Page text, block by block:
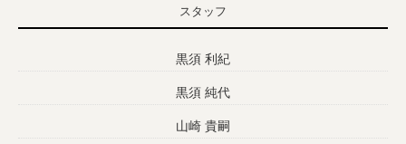
スタッフ
黒須 利紀
黒須 純代
山崎 貴嗣